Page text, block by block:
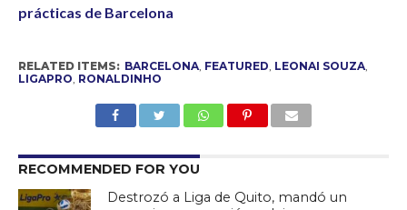
prácticas de Barcelona
RELATED ITEMS: BARCELONA, FEATURED LEONAI SOUZA,
LIGAPRO RONALDINHO
RECOMMENDED FOR YOU
Destrozó a Liga de Quito, mandó un